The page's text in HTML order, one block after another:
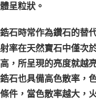
體呈粒狀。
鋯石時常作為鑽石的替
射率在天然寶石中僅次
高，所呈現的亮度就越
鋯石也具備高色散率，
條件，當色散率越大，